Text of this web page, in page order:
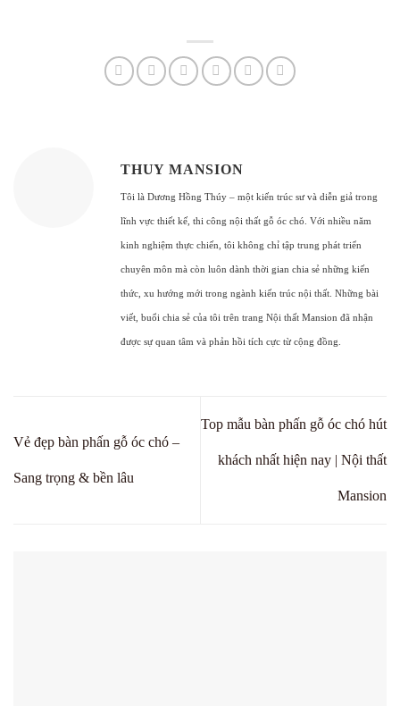
THUY MANSION
Tôi là Dương Hồng Thúy – một kiến trúc sư và diễn giả trong
lĩnh vực thiết kế, thi công nội thất gỗ óc chó. Với nhiều năm
kinh nghiệm thực chiến, tôi không chỉ tập trung phát triển
chuyên môn mà còn luôn dành thời gian chia sẻ những kiến
thức, xu hướng mới trong ngành kiến trúc nội thất. Những bài
viết, buổi chia sẻ của tôi trên trang Nội thất Mansion đã nhận
được sự quan tâm và phản hồi tích cực từ cộng đồng.
Vẻ đẹp bàn phấn gỗ óc chó –
Sang trọng & bền lâu
Top mẫu bàn phấn gỗ óc chó hút
khách nhất hiện nay | Nội thất
Mansion